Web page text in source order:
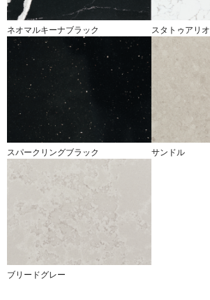
ネオマルキーナブラック スタトゥアリオ
スパークリングブラック サンドル
ブリードグレー